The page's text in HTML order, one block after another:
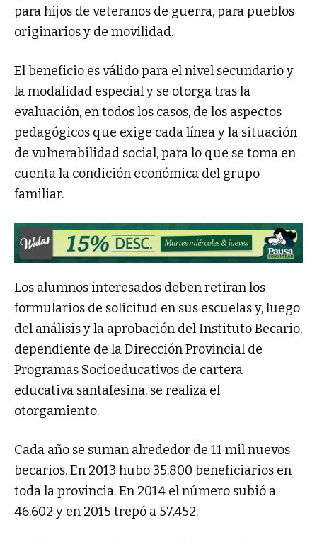
para hijos de veteranos de guerra, para pueblos
originarios y de movilidad.
El beneficio es válido para el nivel secundario y
la modalidad especial y se otorga tras la
evaluación, en todos los casos, de los aspectos
pedagógicos que exige cada línea y la situación
de vulnerabilidad social, para lo que se toma en
cuenta la condición económica del grupo
familiar.
Los alumnos interesados deben retiran los
formularios de solicitud en sus escuelas y, luego
del análisis y la aprobación del Instituto Becario,
dependiente de la Dirección Provincial de
Programas Socioeducativos de cartera
educativa santafesina, se realiza el
otorgamiento.
Cada año se suman alrededor de 11 mil nuevos
becarios. En 2013 hubo 35.800 beneficiarios en
toda la provincia. En 2014 el número subió a
46.602 y en 2015 trepó a 57.452.